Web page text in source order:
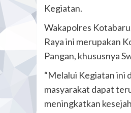
Kegiatan.
Wakapolres
Raya ini merupakan
Pangan, khususnya
“Melalui Kegiatan ini
masyarakat dapat
meningkatkan